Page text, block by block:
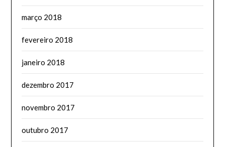
março 2018
fevereiro 2018
janeiro 2018
dezembro 2017
novembro 2017
outubro 2017